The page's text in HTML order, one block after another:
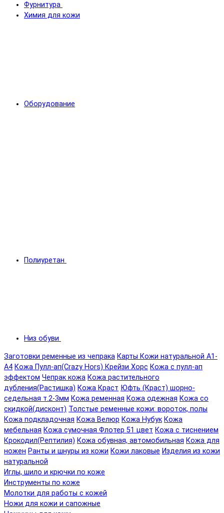
Фурнитура
Химия для кожи
Оборудование
Полиуретан
Низ обуви
Заготовки ременные из чепрака Карты Кожи натуральной А1-
А4 Кожа Пулл-ап(Crazy Hors) Крейзи Хорс Кожа с пулл-ап
эффектом Чепрак кожа Кожа растительного
дубления(Растишка) Кожа Краст Юфть (Краст) шорно-
седельная т.2-3мм Кожа ременная Кожа одежная Кожа со
скидкой(дисконт) Толстые ременные кожи: вороток, полы
Кожа подкладочная Кожа Велюр Кожа Нубук Кожа
мебельная Кожа сумочная Флотер 51 цвет Кожа с тиснением
Крокодил(Рептилия) Кожа обувная, автомобильная Кожа для
ножен Ранты и шнуры из кожи Кожи лаковые Изделия из кожи
натуральной
Иглы, шило и крючки по коже
Инструменты по коже
Молотки для работы с кожей
Ножи для кожи и сапожные